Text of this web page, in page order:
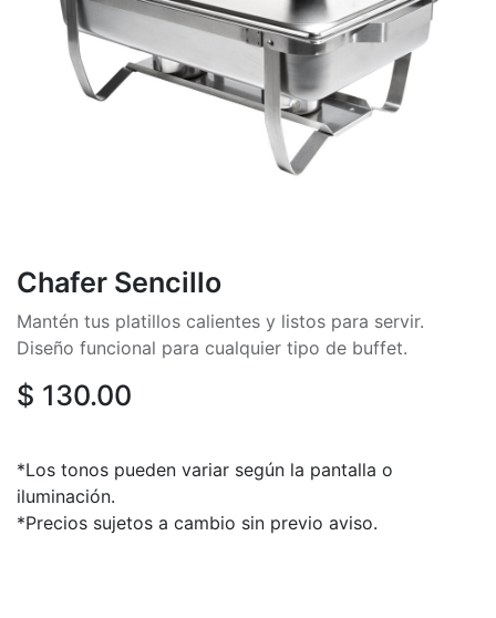
Chafer Sencillo
Mantén tus platillos calientes y listos para servir.
Diseño funcional para cualquier tipo de buffet.
$ 130.00
*Los tonos pueden variar según la pantalla o
iluminación.
*Precios sujetos a cambio sin previo aviso.